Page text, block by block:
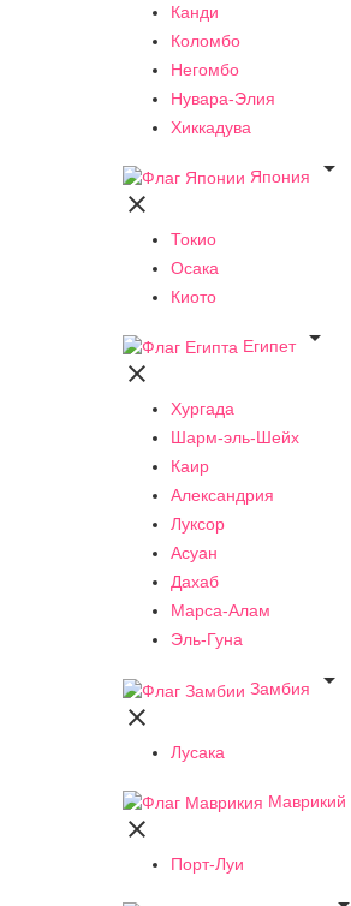
Канди
Коломбо
Негомбо
Нувара-Элия
Хиккадува
Япония


Токио
Осака
Киото
Египет


Хургада
Шарм-эль-Шейх
Каир
Александрия
Луксор
Асуан
Дахаб
Марса-Алам
Эль-Гуна
Замбия


Лусака
Маврикий

Порт-Луи